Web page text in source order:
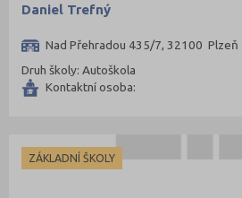
Daniel Trefný
Nad Přehradou 435/7, 32100 Plzeň
Druh školy: Autoškola
Kontaktní osoba:
ZÁKLADNÍ ŠKOLY